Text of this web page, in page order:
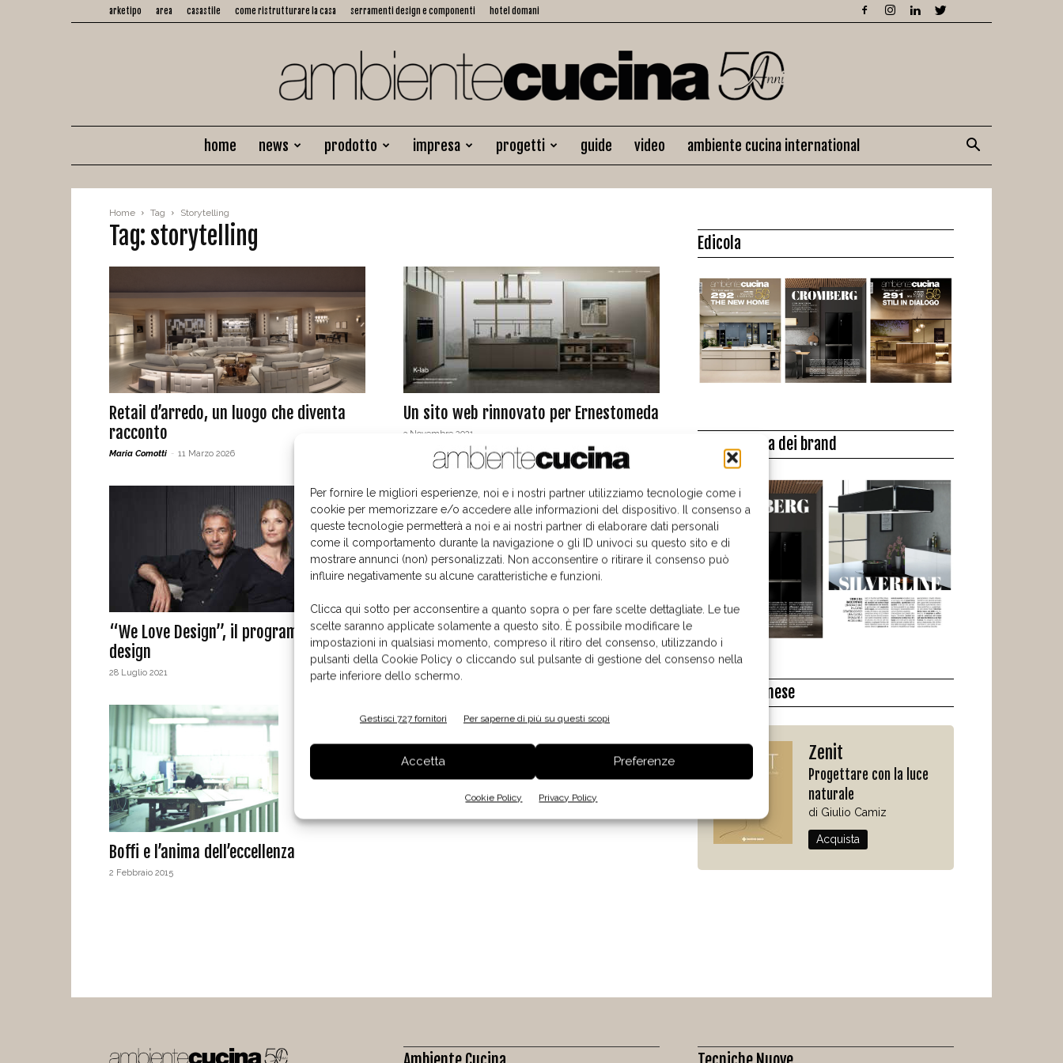
Per fornire le migliori esperienze, noi e i nostri partner utilizziamo tecnologie come i
cookie per memorizzare e/o accedere alle informazioni del dispositivo. Il consenso a
queste tecnologie permetterà a noi e ai nostri partner di elaborare dati personali
come il comportamento durante la navigazione o gli ID univoci su questo sito e di
mostrare annunci (non) personalizzati. Non acconsentire o ritirare il consenso può
influire negativamente su alcune caratteristiche e funzioni.
Clicca qui sotto per acconsentire a quanto sopra o per fare scelte dettagliate. Le tue
scelte saranno applicate solamente a questo sito. È possibile modificare le
impostazioni in qualsiasi momento, compreso il ritiro del consenso, utilizzando i
pulsanti della Cookie Policy o cliccando sul pulsante di gestione del consenso nella
parte inferiore dello schermo.
Gestisci 727 fornitori Per saperne di più su questi scopi
Accetta Preferenze
Cookie Policy Privacy Policy
arketipo area casastile come ristrutturare la casa serramenti design e componenti hotel domani
Ambiente
home news prodotto impresa progetti guide video ambiente cucina international
Home Tag Storytelling
Tag: storytelling
Retail d’arredo, un luogo che diventa
racconto
Maria Comotti - 11 Marzo 2026
Un sito web rinnovato per Ernestomeda
3 Novembre 2021
“We Love Design”, il programma tv sul
design
28 Luglio 2021
Web e passaparola: così ha inizio
l’acquisto
Fabio Salvati
Boffi e l’anima dell’eccellenza
2 Febbraio 2015
Edicola
La biblioteca dei brand
Il libro del mese
Zenit
Progettare con la luce
naturale
di Giulio Camiz
Acquista